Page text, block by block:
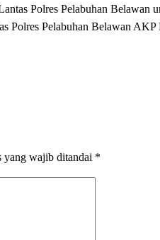
Polres Pelabuhan Belawan
Polres Pelabuhan Belawan AKP
yang wajib ditandai *